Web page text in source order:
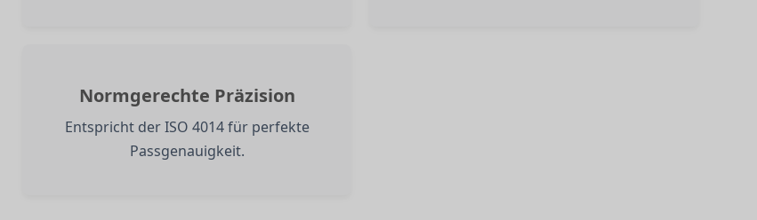
Normgerechte Präzision
Entspricht der ISO 4014 für perfekte
Passgenauigkeit.